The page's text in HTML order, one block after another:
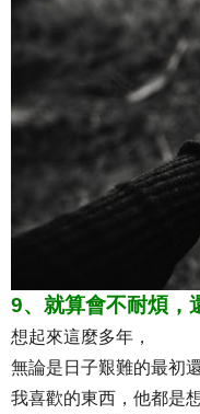
9、就算會不耐煩，
想起來這麼多年，
無論是日子艱難的最初
我喜歡的東西，他都是